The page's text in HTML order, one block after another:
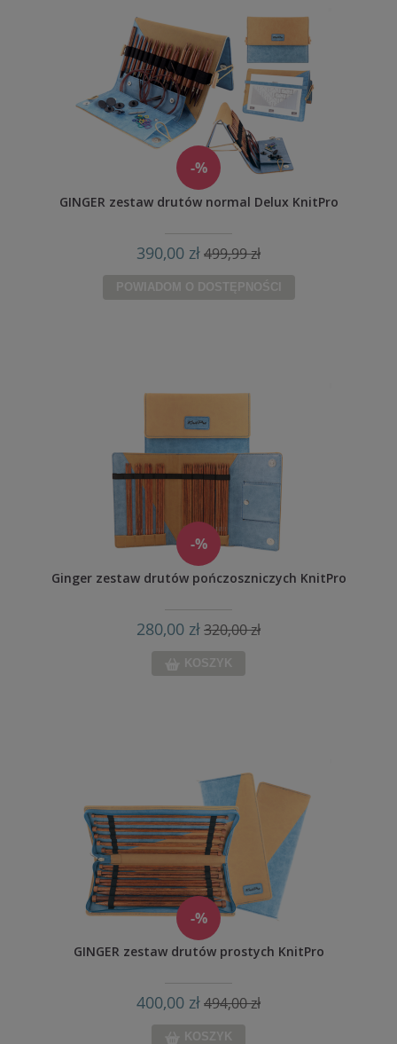
-%
GINGER zestaw drutów normal Delux KnitPro
390,00 zł499,99 zł
POWIADOM O DOSTĘPNOŚCI
-%
Ginger zestaw drutów pończoszniczych KnitPro
280,00 zł320,00 zł
KOSZYK
-%
GINGER zestaw drutów prostych KnitPro
400,00 zł494,00 zł
KOSZYK